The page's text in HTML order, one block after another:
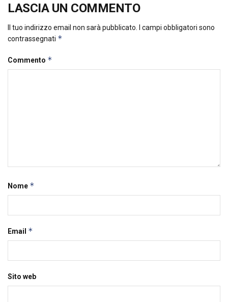
LASCIA UN COMMENTO
Il tuo indirizzo email non sarà pubblicato.
I campi obbligatori sono
contrassegnati *
Commento *
Nome *
Email *
Sito web